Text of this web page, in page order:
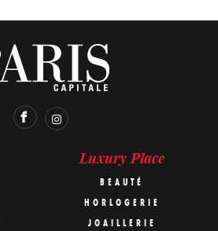
Luxury Place
BEAUTÉ
HORLOGERIE
JOAILLERIE